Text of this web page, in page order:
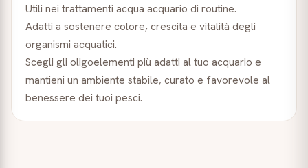
Utili nei trattamenti acqua acquario di routine.
Adatti a sostenere colore, crescita e vitalità degli
organismi acquatici.
Scegli gli oligoelementi più adatti al tuo acquario e
mantieni un ambiente stabile, curato e favorevole al
benessere dei tuoi pesci.